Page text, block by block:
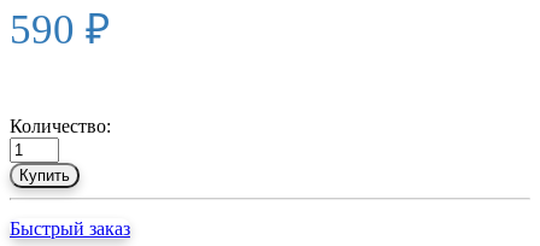
590 ₽
Количество:
Купить
Быстрый заказ